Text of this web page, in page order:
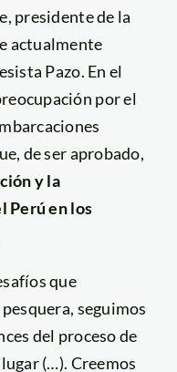
presidente de la
actualmente
Pazo. En el
por el
de ser aprobado,
y la
Perú en los
que
seguimos
del proceso de
(…). Creemos